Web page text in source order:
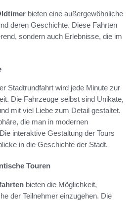
bieten eine außergewöhnliche
deren Geschichte. Diese Fahrten
sondern auch Erlebnisse, die im
Stadtrundfahrt wird jede Minute zur
Die Fahrzeuge selbst sind Unikate,
mit viel Liebe zum Detail gestaltet.
die man in modernen
interaktive Gestaltung der Tours
in die Geschichte der Stadt.
Touren
bieten die Möglichkeit,
der Teilnehmer einzugehen. Die